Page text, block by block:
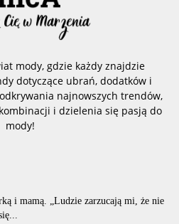
mody, gdzie każdy znajdzie
dotyczące ubrań, dodatków i
najnowszych trendów,
i dzielenia się pasją do
mody!
i mamą. „Ludzie zarzucają mi, że nie